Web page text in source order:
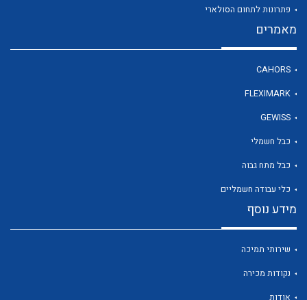
לכל מוצרי היצרן
פתרונות לתחום הסולארי
מאמרים
CAHORS
FLEXIMARK
GEWISS
כבל חשמלי
כבל מתח גבוה
כלי עבודה חשמליים
מידע נוסף
שירותי תמיכה
נקודות מכירה
אודות